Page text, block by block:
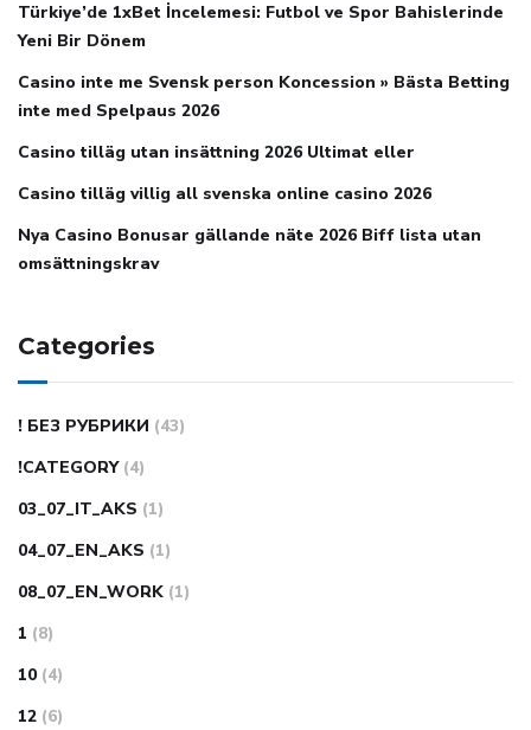
Türkiye’de 1xBet İncelemesi: Futbol ve Spor Bahislerinde
Yeni Bir Dönem
Casino inte me Svensk person Koncession » Bästa Betting
inte med Spelpaus 2026
Casino tilläg utan insättning 2026 Ultimat eller
Casino tilläg villig all svenska online casino 2026
Nya Casino Bonusar gällande näte 2026 Biff lista utan
omsättningskrav
Categories
! БЕЗ РУБРИКИ (43)
!CATEGORY (4)
03_07_IT_AKS (1)
04_07_EN_AKS (1)
08_07_EN_WORK (1)
1 (8)
10 (4)
12 (6)